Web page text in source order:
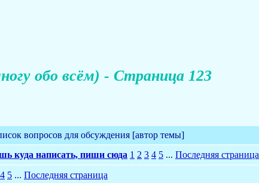
обо всём) - Страница 123
вопросов для обсуждения [автор темы]
куда написать, пиши сюда 1 2 3 4 5 ... Последняя страница
4 5 ... Последняя страница